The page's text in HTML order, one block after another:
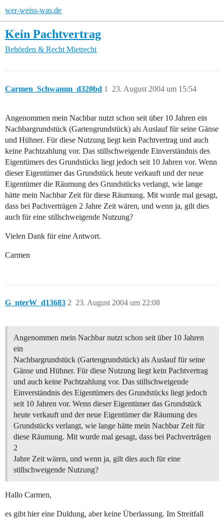
wer-weiss-was.de
Kein Pachtvertrag
Behörden & Recht Mietrecht
Carmen_Schwamm_d320bd 23. August 2004 um 15:54
1
Angenommen mein Nachbar nutzt schon seit über 10 Jahren ein
Nachbargrundstück (Gartengrundstück) als Auslauf für seine Gänse
und Hühner. Für diese Nutzung liegt kein Pachtvertrag und auch
keine Pachtzahlung vor. Das stillschweigende Einverständnis des
Eigentümers des Grundstücks liegt jedoch seit 10 Jahren vor. Wenn
dieser Eigentümer das Grundstück heute verkauft und der neue
Eigentümer die Räumung des Grundstücks verlangt, wie lange
hätte mein Nachbar Zeit für diese Räumung. Mit wurde mal gesagt,
dass bei Pachverträgen 2 Jahre Zeit wären, und wenn ja, gilt dies
auch für eine stillschweigende Nutzung?
Vielen Dank für eine Antwort.
Carmen
G_nterW_d13683 23. August 2004 um 22:08
2
Angenommen mein Nachbar nutzt schon seit über 10 Jahren
ein
Nachbargrundstück (Gartengrundstück) als Auslauf für seine
Gänse und Hühner. Für diese Nutzung liegt kein Pachtvertrag
und auch keine Pachtzahlung vor. Das stillschweigende
Einverständnis des Eigentümers des Grundstücks liegt jedoch
seit 10 Jahren vor. Wenn dieser Eigentümer das Grundstück
heute verkauft und der neue Eigentümer die Räumung des
Grundstücks verlangt, wie lange hätte mein Nachbar Zeit für
diese Räumung. Mit wurde mal gesagt, dass bei Pachverträgen
2
Jahre Zeit wären, und wenn ja, gilt dies auch für eine
stillschweigende Nutzung?
Hallo Carmen,
es gibt hier eine Duldung, aber keine Überlassung. Im Streitfall